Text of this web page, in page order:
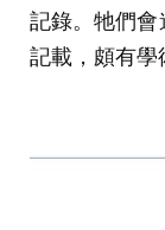
記錄。牠們
記載，頗有學